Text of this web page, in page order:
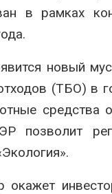
в рамках
новый
(ТБО) в
позволит
окажет
Авг